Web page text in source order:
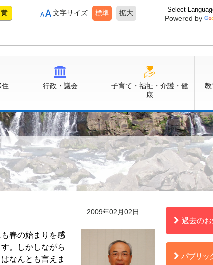
黄 文字サイズ 標準 拡大
Powered by
住
行政・議会
子育て・福祉・介護・健
康
教
2009年02月02日
春の始まりを感
。しかしながら
なんとも言えま
過去の
パブリッ